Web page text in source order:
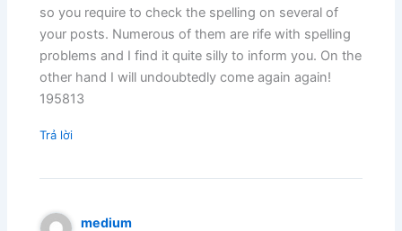
so you require to check the spelling on several of
your posts. Numerous of them are rife with spelling
problems and I find it quite silly to inform you. On the
other hand I will undoubtedly come again again!
195813
Trả lời
medium